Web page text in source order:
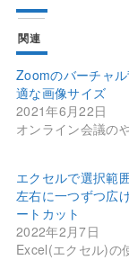
関連
Zoomのバーチャ
適な画像サイズ
2021年6月22日
オンライン会議の
エクセルで選択範
左右に一つずつ広
ートカット
2022年2月7日
Excel(エクセル)の